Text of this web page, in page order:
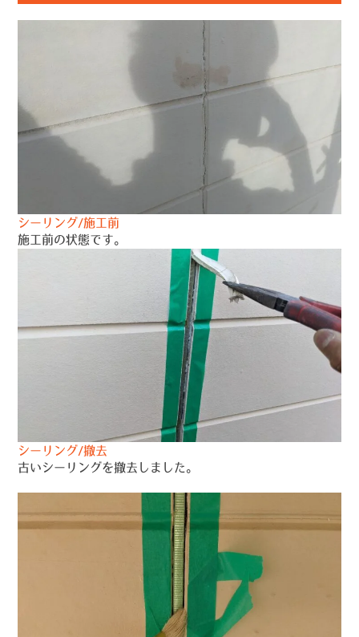
シーリング/施工前
施工前の状態です。
シーリング/撤去
古いシーリングを撤去しました。